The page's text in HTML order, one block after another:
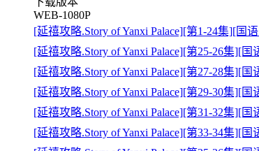
WEB-1080P
[延禧攻略.Story of Yanxi Palace][第1-24集][国
[延禧攻略.Story of Yanxi Palace][第25-26集][
[延禧攻略.Story of Yanxi Palace][第27-28集][
[延禧攻略.Story of Yanxi Palace][第29-30集][
[延禧攻略.Story of Yanxi Palace][第31-32集][
[延禧攻略.Story of Yanxi Palace][第33-34集][